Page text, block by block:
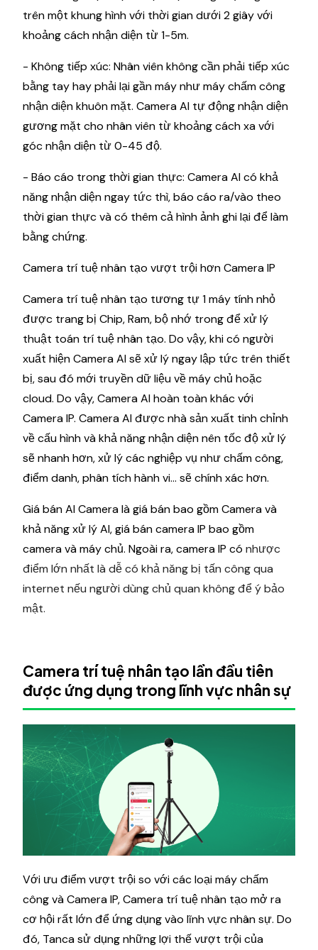
trên một khung hình với thời gian dưới 2 giây với
khoảng cách nhận diện từ 1-5m.
- Không tiếp xúc: Nhân viên không cần phải tiếp xúc
bằng tay hay phải lại gần máy như máy chấm công
nhận diện khuôn mặt. Camera AI tự động nhận diện
gương mặt cho nhân viên từ khoảng cách xa với
góc nhận diện từ 0-45 độ.
- Báo cáo trong thời gian thực: Camera AI có khả
năng nhận diện ngay tức thì, báo cáo ra/vào theo
thời gian thực và có thêm cả hình ảnh ghi lại để làm
bằng chứng.
Camera trí tuệ nhân tạo vượt trội hơn Camera IP
Camera trí tuệ nhân tạo tương tự 1 máy tính nhỏ
được trang bị Chip, Ram, bộ nhớ trong để xử lý
thuật toán trí tuệ nhân tạo. Do vậy, khi có người
xuất hiện Camera AI sẽ xử lý ngay lập tức trên thiết
bị, sau đó mới truyền dữ liệu về máy chủ hoặc
cloud. Do vậy, Camera AI hoàn toàn khác với
Camera IP. Camera AI được nhà sản xuất tinh chỉnh
về cấu hình và khả năng nhận diện nên tốc độ xử lý
sẽ nhanh hơn, xử lý các nghiệp vụ như chấm công,
điểm danh, phân tích hành vi… sẽ chính xác hơn.
Giá bán AI Camera là giá bán bao gồm Camera và
khả năng xử lý AI, giá bán camera IP bao gồm
camera và máy chủ. Ngoài ra, camera IP có nhược
điểm lớn nhất là dễ có khả năng bị tấn công qua
internet nếu người dùng chủ quan không để ý bảo
mật.
Camera trí tuệ nhân tạo lần đầu tiên
được ứng dụng trong lĩnh vực nhân sự
Với ưu điểm vượt trội so với các loại máy chấm
công và Camera IP, Camera trí tuệ nhân tạo mở ra
cơ hội rất lớn để ứng dụng vào lĩnh vực nhân sự. Do
đó, Tanca sử dụng những lợi thế vượt trội của